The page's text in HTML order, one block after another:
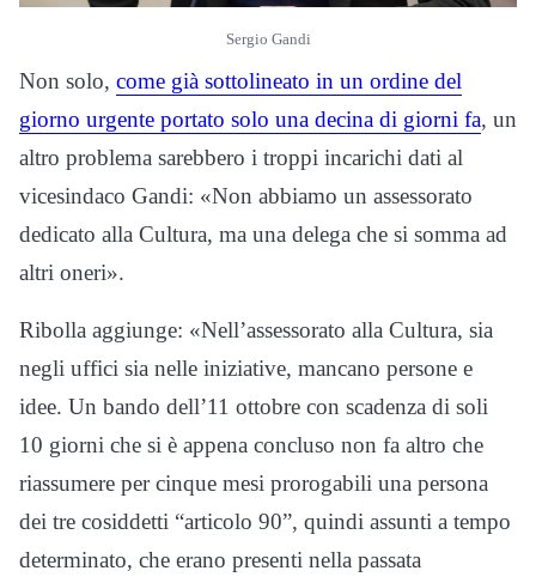
Sergio Gandi
Non solo, come già sottolineato in un ordine del
giorno urgente portato solo una decina di giorni fa, un
altro problema sarebbero i troppi incarichi dati al
vicesindaco Gandi: «Non abbiamo un assessorato
dedicato alla Cultura, ma una delega che si somma ad
altri oneri».
Ribolla aggiunge: «Nell’assessorato alla Cultura, sia
negli uffici sia nelle iniziative, mancano persone e
idee. Un bando dell’11 ottobre con scadenza di soli
10 giorni che si è appena concluso non fa altro che
riassumere per cinque mesi prorogabili una persona
dei tre cosiddetti “articolo 90”, quindi assunti a tempo
determinato, che erano presenti nella passata